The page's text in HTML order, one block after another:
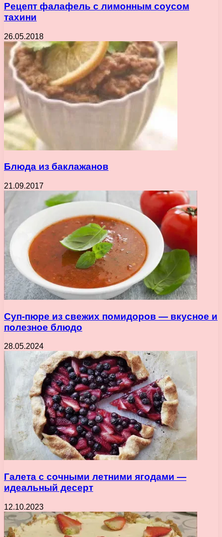
Рецепт фалафель с лимонным соусом
тахини
26.05.2018
Блюда из баклажанов
21.09.2017
Суп-пюре из свежих помидоров — вкусное и
полезное блюдо
28.05.2024
Галета с сочными летними ягодами —
идеальный десерт
12.10.2023